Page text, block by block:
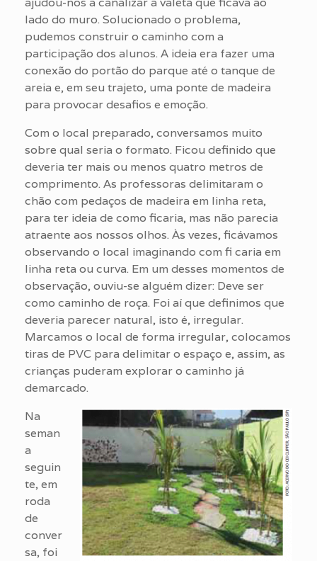
lado do muro. Solucionado o problema,
pudemos construir o caminho com a
participação dos alunos. A ideia era fazer uma
conexão do portão do parque até o tanque de
areia e, em seu trajeto, uma ponte de madeira
para provocar desafios e emoção.
Com o local preparado, conversamos muito
sobre qual seria o formato. Ficou definido que
deveria ter mais ou menos quatro metros de
comprimento. As professoras delimitaram o
chão com pedaços de madeira em linha reta,
para ter ideia de como ficaria, mas não parecia
atraente aos nossos olhos. Às vezes, ficávamos
observando o local imaginando com fi caria em
linha reta ou curva. Em um desses momentos de
observação, ouviu-se alguém dizer: Deve ser
como caminho de roça. Foi aí que definimos que
deveria parecer natural, isto é, irregular.
Marcamos o local de forma irregular, colocamos
tiras de PVC para delimitar o espaço e, assim, as
crianças puderam explorar o caminho já
demarcado.
Na
seman
a
seguin
te, em
roda
de
conver
sa, foi